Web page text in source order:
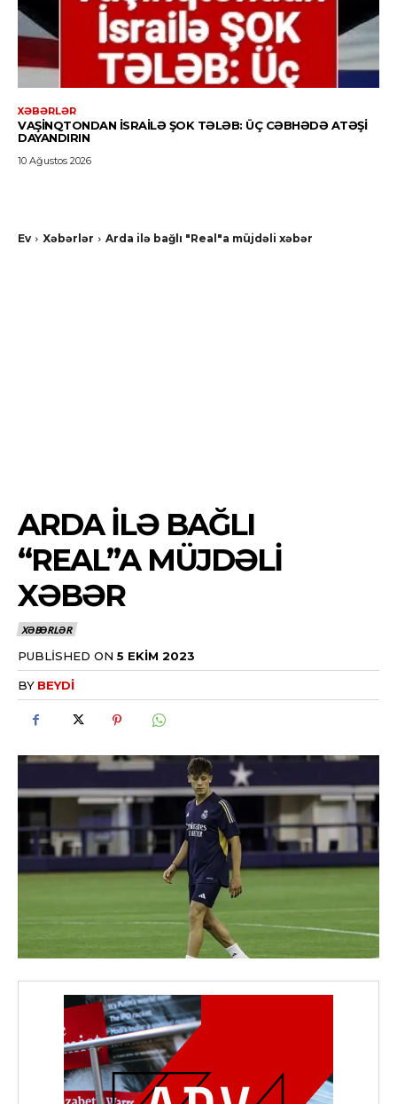
XƏBƏRLƏR
VAŞINQTONDAN İSRAILƏ ŞOK TƏLƏB: ÜÇ CƏBHƏDƏ ATƏŞI
DAYANDIRIN
10 Ağustos 2026